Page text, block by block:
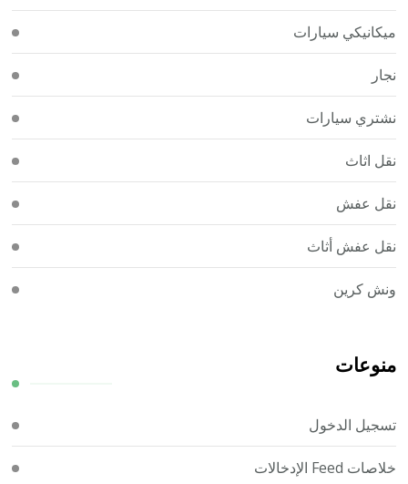
ميكانيكي سيارات
نجار
نشتري سيارات
نقل اثاث
نقل عفش
نقل عفش أثاث
ونش كرين
منوعات
تسجيل الدخول
خلاصات Feed الإدخالات